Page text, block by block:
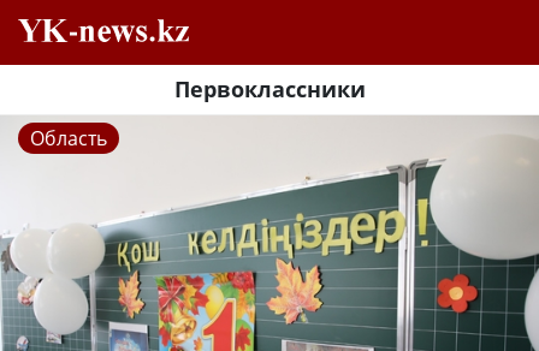
Первоклассники
Область